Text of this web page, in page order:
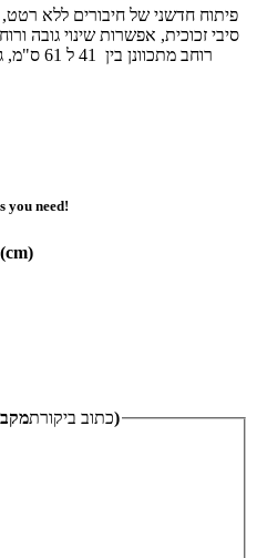
פיתוח חדשני של חיבורים ללא
you need!
כתוב ביקורתמקבילים לאימונים דגם גנט (מבוגרים)